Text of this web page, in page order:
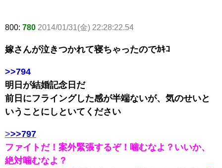
800: 780 2014/01/31(金) 22:28:22.54
嫁さんが泣きつかれて寝ちゃったのでｶｷｺ
>>794
明日が結婚記念日だ
前日にフライングした感が半端ないが、気のせいと
いうことにしといてください
>>>797
ファイトだ！案外緊張するぞ！噛むなよ？いいか、
絶対噛むなよ？